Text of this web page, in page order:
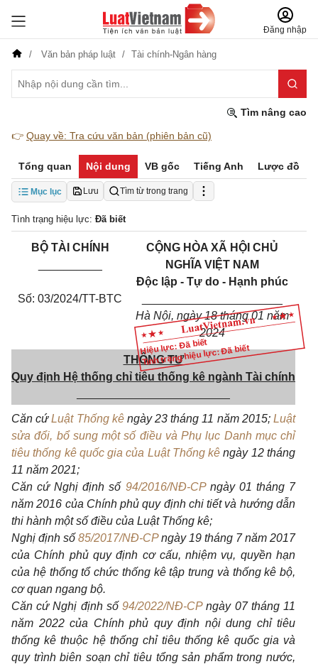
Đăng nhập
Văn bản pháp luật Tài chính-Ngân hàng
Tìm nâng cao
👉 Quay về: Tra cứu văn bản (phiên bản cũ)
Tổng quan Nội dung VB gốc Tiếng Anh Lược đồ
Mục lục Lưu Tìm từ trong trang
Tình trạng hiệu lực: Đã biết
Hiệu lực: Đã biết
Tình trạng hiệu lực: Đã biết
BỘ TÀI CHÍNH
Số: 03/2024/TT-BTC
CỘNG HÒA XÃ HỘI CHỦ
NGHĨA VIỆT NAM
Độc lập - Tự do - Hạnh phúc
Hà Nội, ngày 18 tháng 01 năm
2024
THÔNG TƯ
Quy định Hệ thống chỉ tiêu thống kê ngành Tài chính
Căn cứLuật Thống kê ngày 23 tháng 11 năm 2015;Luật
sửa đổi, bổ sung một số điều và Phụ lục Danh mục chỉ
tiêu thống kê quốc gia của Luật Thống kê ngày 12 tháng
11 năm 2021;
Căn cứNghị định số 94/2016/NĐ-CPngày 01 tháng 7
năm 2016 của Chính phủ quy định chi tiết và hướng dẫn
thi hành một số điều của Luật Thống kê;
Nghị định số 85/2017/NĐ-CPngày 19 tháng 7 năm 2017
của Chính phủ quy định cơ cấu, nhiệm vụ, quyền hạn
của hệ thống tổ chức thống kê tập trung và thống kê bộ,
cơ quan ngang bộ.
Căn cứ Nghị định số94/2022/NĐ-CPngày 07 tháng 11
năm 2022 của Chính phủ quy định nội dung chỉ tiêu
thống kê thuộc hệ thống chỉ tiêu thống kê quốc gia và
quy trình biên soạn chỉ tiêu tổng sản phẩm trong nước,